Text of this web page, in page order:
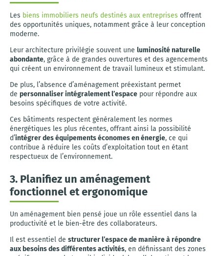
Les biens immobiliers neufs destinés aux entreprises offrent
des opportunités uniques, notamment grâce à leur conception
moderne.
Leur architecture privilégie souvent une luminosité naturelle
abondante, grâce à de grandes ouvertures et des agencements
qui créent un environnement de travail lumineux et stimulant.
De plus, l’absence d’aménagement préexistant permet
de personnaliser intégralement l’espace pour répondre aux
besoins spécifiques de votre activité.
Ces bâtiments respectent généralement les normes
énergétiques les plus récentes, offrant ainsi la possibilité
d’intégrer des équipements économes en énergie, ce qui
contribue à réduire les coûts d’exploitation tout en étant
respectueux de l’environnement.
3. Planifiez un aménagement
fonctionnel et ergonomique
Un aménagement bien pensé joue un rôle essentiel dans la
productivité et le bien-être des collaborateurs.
Il est essentiel de structurer l’espace de manière à répondre
aux besoins des différentes activités, en définissant des zones